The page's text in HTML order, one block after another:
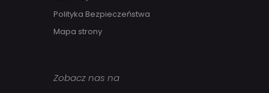
Polityka Bezpieczeństwa
Mapa strony
Zobacz nas na